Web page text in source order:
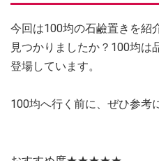
今回は100均の石鹼置きを紹
見つかりましたか？100均は
登場しています。
100均へ行く前に、ぜひ参考